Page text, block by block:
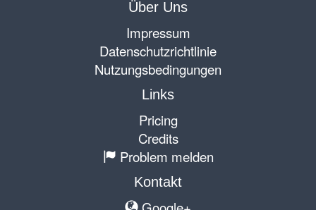
Über Uns
Impressum
Datenschutzrichtlinie
Nutzungsbedingungen
Links
Pricing
Credits
Problem melden
Kontakt